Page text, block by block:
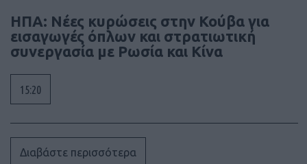
ΗΠΑ: Νέες κυρώσεις στην Κούβα για
εισαγωγές όπλων και στρατιωτική
συνεργασία με Ρωσία και Κίνα
15:20
Διαβάστε περισσότερα